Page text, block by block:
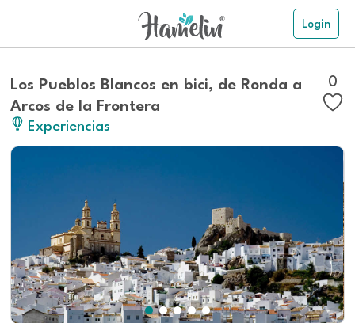
Login
Los Pueblos Blancos en bici, de Ronda a
Arcos de la Frontera
Experiencias
0